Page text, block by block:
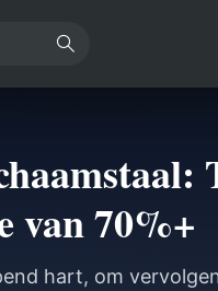
van 70%+
hart, om